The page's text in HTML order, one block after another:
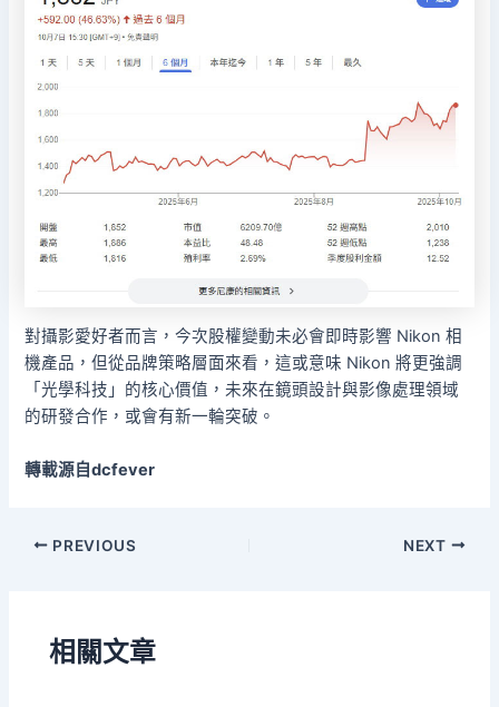
對攝影愛好者而言，今次股權變動未必會即時影響 Nikon 相
機產品，但從品牌策略層面來看，這或意味 Nikon 將更強調
「光學科技」的核心價值，未來在鏡頭設計與影像處理領域
的研發合作，或會有新一輪突破。
轉載源自dcfever
PREVIOUS NEXT
相關文章